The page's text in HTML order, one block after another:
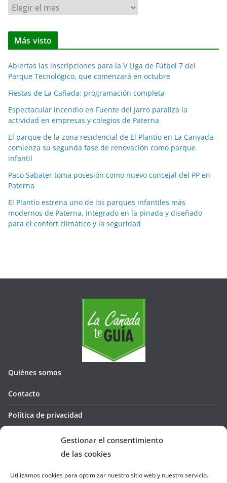
Gestionar el consentimiento
de las cookies
Utilizamos cookies para optimizar nuestro sitio web y nuestro servicio.
N
o
t
i
a
s
p
o
r
m
e
s
e
Más visto
Abiertas las inscripciones para la V Liga de Fútbol 7 del
Parque Tecnológico, que comenzará en octubre
Fiestas de La Cañada: programación completa
Espectacular incendio en Fuente del Jarro paraliza la
actividad en empresas y colegios de Paterna
El parque de la zona residencial de El Plantío en La Canyada
comienza su segunda fase de renovación como parque
infantil
Paco Sabater toma posesión como nuevo concejal del PP en
Paterna
El Plantío estrena uno de los parques infantiles más
modernos de Paterna, integrado en la pinada y diseñado
para el confort climático y la seguridad
Quiénes somos
Contacto
Política de privacidad
Política de cookies (UE)